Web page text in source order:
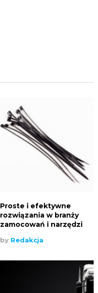
Proste i efektywne
rozwiązania w branży
zamocowań i narzędzi
by Redakcja